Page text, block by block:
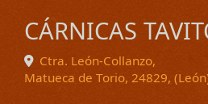
CÁRNICAS
Ctra. León-Collanzo,
Matueca de Torio, 24829,